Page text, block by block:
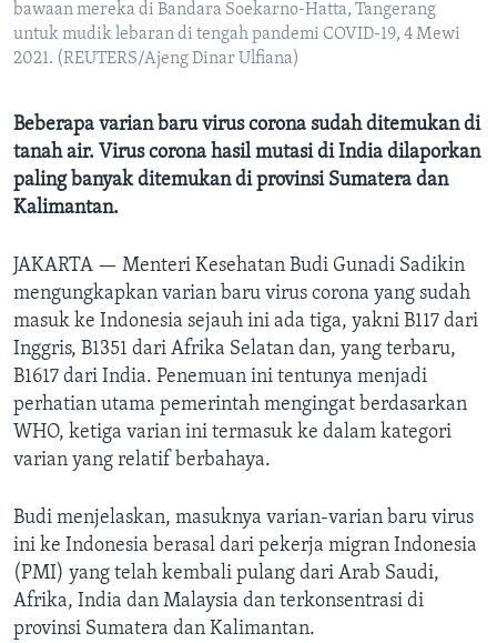
bawaan mereka di Bandara Soekarno-Hatta, Tangerang
untuk mudik lebaran di tengah pandemi COVID-19, 4 Mewi
2021. (REUTERS/Ajeng Dinar Ulfiana)
Beberapa varian baru virus corona sudah ditemukan di
tanah air. Virus corona hasil mutasi di India dilaporkan
paling banyak ditemukan di provinsi Sumatera dan
Kalimantan.
JAKARTA — Menteri Kesehatan Budi Gunadi Sadikin
mengungkapkan varian baru virus corona yang sudah
masuk ke Indonesia sejauh ini ada tiga, yakni B117 dari
Inggris, B1351 dari Afrika Selatan dan, yang terbaru,
B1617 dari India. Penemuan ini tentunya menjadi
perhatian utama pemerintah mengingat berdasarkan
WHO, ketiga varian ini termasuk ke dalam kategori
varian yang relatif berbahaya.
Budi menjelaskan, masuknya varian-varian baru virus
ini ke Indonesia berasal dari pekerja migran Indonesia
(PMI) yang telah kembali pulang dari Arab Saudi,
Afrika, India dan Malaysia dan terkonsentrasi di
provinsi Sumatera dan Kalimantan.